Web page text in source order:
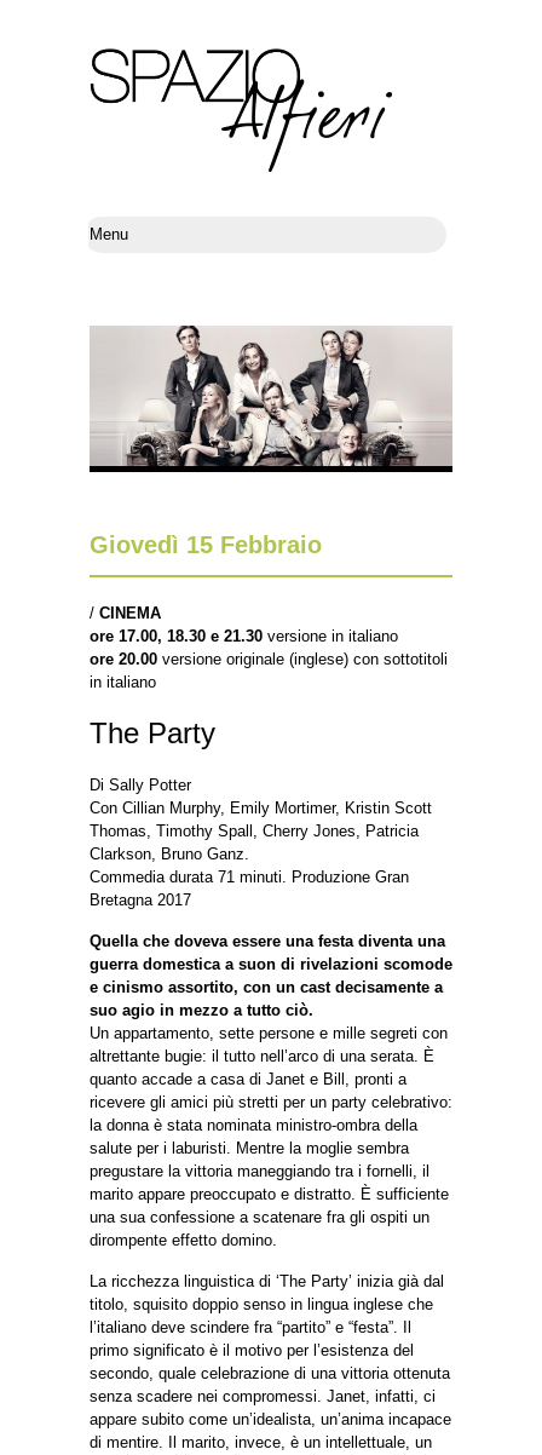
Giovedì 15 Febbraio
/ CINEMA
ore 17.00, 18.30 e 21.30 versione in italiano
ore 20.00 versione originale (ing lese) con sottotitoli
in italiano
The Party
Di Sally Potter
Con Cillian Murphy, Emily Mortimer, Kristin Scott
Thomas, Timothy Spall, Cherry Jones, Patricia
Clarkson, Bruno Ganz.
Commedia durata 71 minuti. Produzione Gran
Bretagna 2017
Quella che doveva essere una festa diventa una
guerra domestica a suon di rivelazioni scomode
e cinismo assortito, con un cast decisamente a
suo agio in mezzo a tutto ciò.
Un appartamento, sette persone e mille segreti con
altrettante bugie: il tutto nell’arco di una serata. È
quanto accade a casa di Janet e Bill, pronti a
ricevere gli amici più stretti per un party celebrativo:
la donna è stata nominata ministro-ombra della
salute per i laburisti. Mentre la moglie sembra
pregustare la vittoria maneggiando tra i fornelli, il
marito appare preoccupato e distratto. È sufficiente
una sua confessione a scatenare fra gli ospiti un
dirompente effetto domino.
La ricchezza linguistica di ‘The Party’ inizia già dal
titolo, squisito doppio senso in lingua inglese che
l’italiano deve scindere fra “partito” e “festa”. Il
primo significato è il motivo per l’esistenza del
secondo, quale celebrazione di una vittoria ottenuta
senza scadere nei compromessi. Janet, infatti, ci
appare subito come un’idealista, un’anima incapace
di mentire. Il marito, invece, è un intellettuale, un